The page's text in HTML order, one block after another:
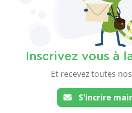
Inscrivez vous à
Et recevez toutes
S'incrire